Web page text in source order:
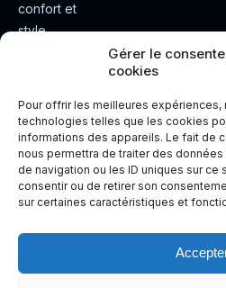
Gérer le
cookies
Pour offrir les meilleures expériences,
technologies telles que les cookies
informations des appareils. Le fait de
nous permettra de traiter des
de navigation ou les ID uniques sur ce
consentir ou de retirer son
sur certaines caractéristiques et
confort et
style.
e de
conduite
plus sûre
et plus
agréable.